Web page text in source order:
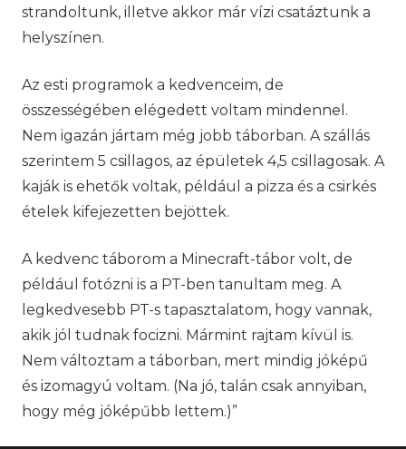
strandoltunk, illetve akkor már vízi csatáztunk a
helyszínen.
Az esti programok a kedvenceim, de
összességében elégedett voltam mindennel.
Nem igazán jártam még jobb táborban. A szállás
szerintem 5 csillagos, az épületek 4,5 csillagosak. A
kaják is ehetők voltak, például a pizza és a csirkés
ételek kifejezetten bejöttek.
A kedvenc táborom a Minecraft-tábor volt, de
például fotózni is a PT-ben tanultam meg. A
legkedvesebb PT-s tapasztalatom, hogy vannak,
akik jól tudnak focizni. Mármint rajtam kívül is.
Nem változtam a táborban, mert mindig jóképű
és izomagyú voltam. (Na jó, talán csak annyiban,
hogy még jóképűbb lettem.)”